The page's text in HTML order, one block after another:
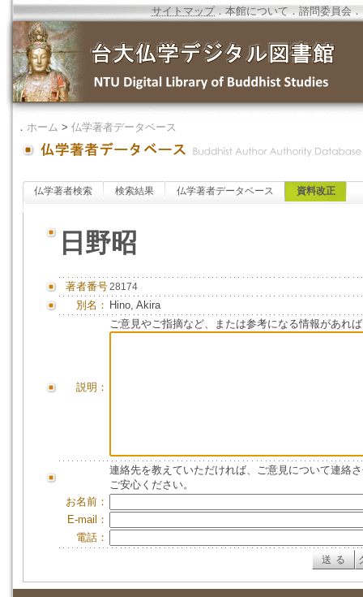
サイトマップ．本館について ．諮問委員会 ．
． ホーム > 仏学著者データベース
仏学著者検索 検索結果 仏学著者データベース 資料改正
日野昭
著者番号28174
別名： Hino, Akira
説明：
ご意見やご指摘など、または参考になる情報があれ
連絡先を教えていただければ、ご意見について連絡
ご安心ください。
お名前：
E-mail：
電話：